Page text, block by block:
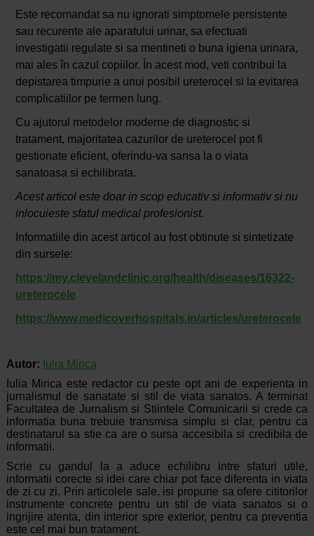
Este recomandat sa nu ignorati simptomele persistente
sau recurente ale aparatului urinar, sa efectuati
investigatii regulate si sa mentineti o buna igiena urinara,
mai ales în cazul copiilor. În acest mod, veti contribui la
depistarea timpurie a unui posibil ureterocel si la evitarea
complicatiilor pe termen lung.
Cu ajutorul metodelor moderne de diagnostic si
tratament, majoritatea cazurilor de ureterocel pot fi
gestionate eficient, oferindu-va sansa la o viata
sanatoasa si echilibrata.
Acest articol este doar in scop educativ si informativ si nu
inlocuieste sfatul medical profesionist.
Informatiile din acest articol au fost obtinute si sintetizate
din sursele:
https://my.clevelandclinic.org/health/diseases/16322-
ureterocele
https://www.medicoverhospitals.in/articles/ureterocele
Autor: Iulia Mirica
Iulia Mirica este redactor cu peste opt ani de experienta in
jurnalismul de sanatate si stil de viata sanatos. A terminat
Facultatea de Jurnalism si Stiintele Comunicarii si crede ca
informatia buna trebuie transmisa simplu si clar, pentru ca
destinatarul sa stie ca are o sursa accesibila si credibila de
informatii.
Scrie cu gandul la a aduce echilibru intre sfaturi utile,
informatii corecte si idei care chiar pot face diferenta in viata
de zi cu zi. Prin articolele sale, isi propune sa ofere cititorilor
instrumente concrete pentru un stil de viata sanatos si o
ingrijire atenta, din interior spre exterior, pentru ca preventia
este cel mai bun tratament.